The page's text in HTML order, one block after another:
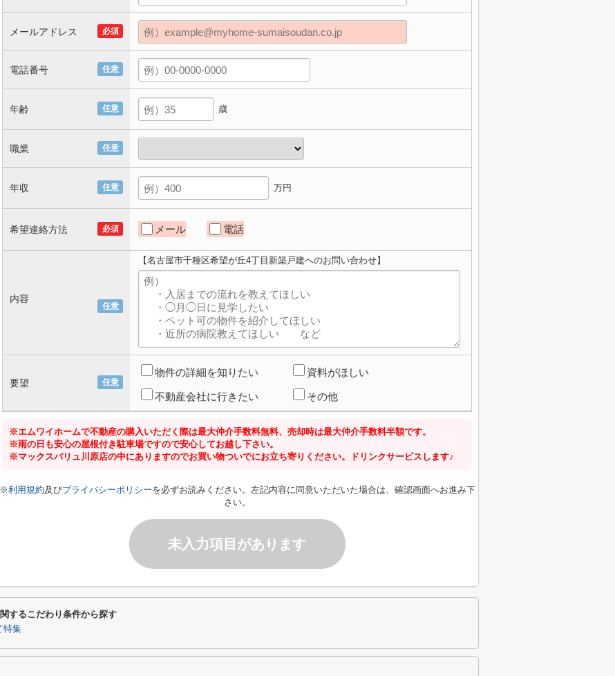
必須
メールアドレス
任意
電話番号
任意
年齢 歳
任意
職業
任意
年収 万円
必須
希望連絡方法 メール 電話
任意
内容
【名古屋市千種区希望が丘4丁目新築戸建へのお問い合わせ】
任意
要望
物件の詳細を知りたい 資料がほしい
不動産会社に行きたい その他
※エムワイホームで不動産の購入いただく際は最大仲介手数料無料、売却時は最大仲介手数料半額です。
※雨の日も安心の屋根付き駐車場ですので安心してお越し下さい。
※マックスバリュ川原店の中にありますのでお買い物ついでにお立ち寄りください。ドリンクサービスします♪
※利用規約及びプライバシーポリシーを必ずお読みください。左記内容に同意いただいた場合は、確認画面へお進み下
さい。
未入力項目があります
するこだわり条件から探す
特集